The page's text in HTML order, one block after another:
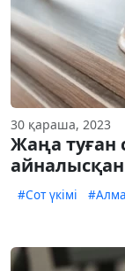
30 қараша, 2023
Жаңа туған
#Сот үкімі